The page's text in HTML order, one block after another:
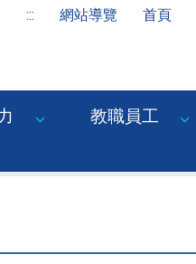
::: 網站導覽 首頁
教職員工